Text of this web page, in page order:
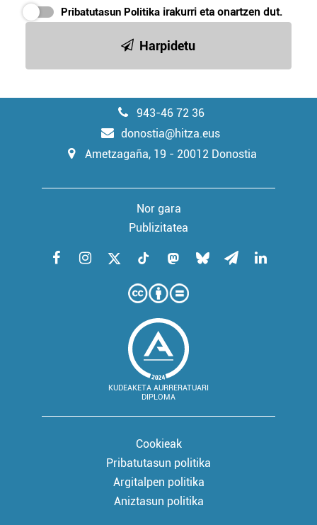
Pribatutasun Politika irakurri eta onartzen dut.
Harpidetu
943-46 72 36
donostia@hitza.eus
Ametzagaña, 19 - 20012 Donostia
Nor gara
Publizitatea
KUDEAKETA AURRERATUARI
DIPLOMA
Cookieak
Pribatutasun politika
Argitalpen politika
Aniztasun politika